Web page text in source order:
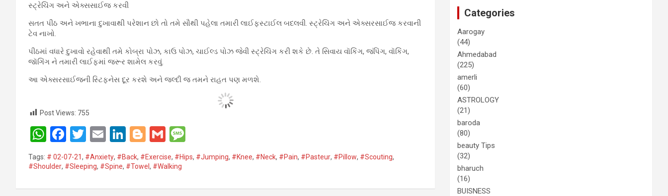
સ્ટ્રેચિંગ અને એક્સસાઈજ કરવી
સતત પીઠ અને ખભાના દુખાવાથી પરેશાન છો તો તમે સૌથી પહેલા તમારી લાઈફસ્ટાઈલ બદલવી. સ્ટ્રેચિંગ અને એક્સરસાઈજ કરવાની
ટેવ નાખો.
પીઠમાં વધારે દુખાવો રહેવાથી તમે કોબ્રા પોઝ, કાઉ પોઝ, ચાઈલ્ડ પોઝ જેવી સ્ટ્રેચિંગ કરી શકે છે. તે સિવાય વૉકિંગ, જંપિંગ, વૉકિંગ,
જૉગિંગ ને તમારી લાઈફમાં જરૂર શામેલ કરવું.
આ એક્સરસાઈજની સ્ટિફનેસ દૂર કરશે અને જલ્દી જ તમને રાહત પણ મળશે.
Post Views: 755
W
h
at
F
a
ce
T
wi
tt
E
m
ail
Li
n
ke
Bl
o
g
G
m
ail
es
s
Tags: # 02-07-21, #Anxiety, #Back, #Exercise, #Hips, #Jumping, #Knee, #Neck, #Pain, #Pasteur, #Pillow, #Scouting,
#Shoulder, #Sleeping, #Spine, #Towel , #Walking
Categories
Aarogay
(44)
Ahmedabad
(225)
amerli
(60)
ASTROLOGY
(21)
baroda
(80)
beauty Tips
(32)
bharuch
(16)
BUISNESS